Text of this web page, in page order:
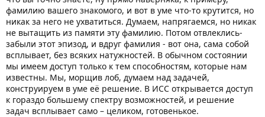
фамилию вашего знакомого, и вот в уме что-то крутится, но
никак за него не ухватиться. Думаем, напрягаемся, но никак
не вытащить из памяти эту фамилию. Потом отвлеклись-
забыли этот эпизод, и вдруг фамилия - вот она, сама собой
всплывает, без всяких натужностей. В обычном состоянии
мы имеем доступ только к тем способностям, которые нам
известны. Мы, морщив лоб, думаем над задачей,
конструируем в уме её решение. В ИСС открывается доступ
к гораздо большему спектру возможностей, и решение
задач всплывает само – целиком, готовенькое.